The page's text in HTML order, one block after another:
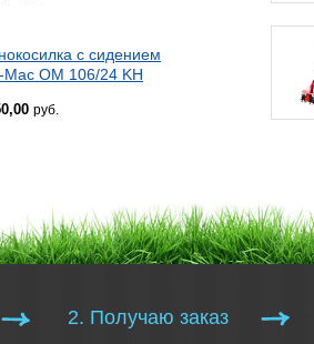
с сидением
Mac OM 106/24 KH
руб.
2. Получаю заказ